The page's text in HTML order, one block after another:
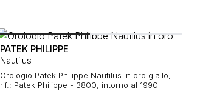
PATEK PHILIPPE
Nautilus
Orologio Patek Philippe Nautilus in oro giallo,
rif.: Patek Philippe - 3800, intorno al 1990